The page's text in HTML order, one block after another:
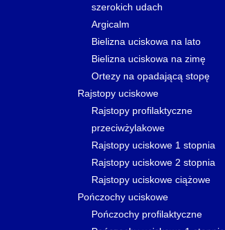
szerokich udach
Argicalm
Bielizna uciskowa na lato
Bielizna uciskowa na zimę
Ortezy na opadającą stopę
Rajstopy uciskowe
Rajstopy profilaktyczne
przeciwżylakowe
Rajstopy uciskowe 1 stopnia
Rajstopy uciskowe 2 stopnia
Rajstopy uciskowe ciążowe
Pończochy uciskowe
Pończochy profilaktyczne